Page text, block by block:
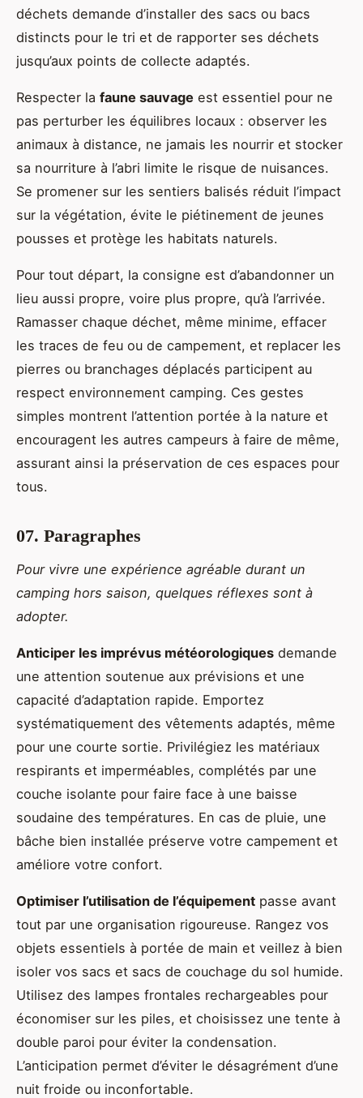
déchets demande d’installer des sacs ou bacs
distincts pour le tri et de rapporter ses déchets
jusqu’aux points de collecte adaptés.
Respecter la faune sauvage est essentiel pour ne
pas perturber les équilibres locaux : observer les
animaux à distance, ne jamais les nourrir et stocker
sa nourriture à l’abri limite le risque de nuisances.
Se promener sur les sentiers balisés réduit l’impact
sur la végétation, évite le piétinement de jeunes
pousses et protège les habitats naturels.
Pour tout départ, la consigne est d’abandonner un
lieu aussi propre, voire plus propre, qu’à l’arrivée.
Ramasser chaque déchet, même minime, effacer
les traces de feu ou de campement, et replacer les
pierres ou branchages déplacés participent au
respect environnement camping. Ces gestes
simples montrent l’attention portée à la nature et
encouragent les autres campeurs à faire de même,
assurant ainsi la préservation de ces espaces pour
tous.
07. Paragraphes
Pour vivre une expérience agréable durant un
camping hors saison, quelques réflexes sont à
adopter.
Anticiper les imprévus météorologiques demande
une attention soutenue aux prévisions et une
capacité d’adaptation rapide. Emportez
systématiquement des vêtements adaptés, même
pour une courte sortie. Privilégiez les matériaux
respirants et imperméables, complétés par une
couche isolante pour faire face à une baisse
soudaine des températures. En cas de pluie, une
bâche bien installée préserve votre campement et
améliore votre confort.
Optimiser l’utilisation de l’équipement passe avant
tout par une organisation rigoureuse. Rangez vos
objets essentiels à portée de main et veillez à bien
isoler vos sacs et sacs de couchage du sol humide.
Utilisez des lampes frontales rechargeables pour
économiser sur les piles, et choisissez une tente à
double paroi pour éviter la condensation.
L’anticipation permet d’éviter le désagrément d’une
nuit froide ou inconfortable.